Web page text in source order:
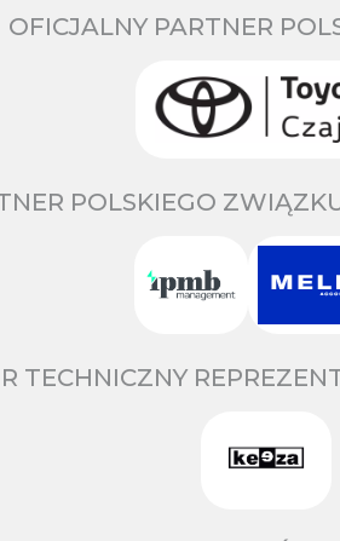
OFICJALNY PARTNER
POLSKIEGO
TECHNICZNY